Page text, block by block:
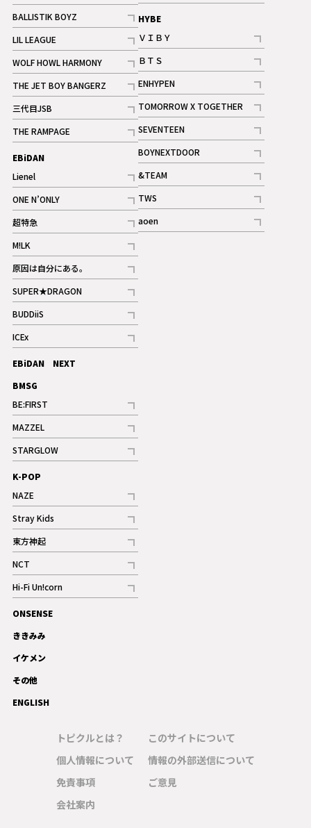
記事
BALLISTIK BOYZ
記事
LIL LEAGUE
記事
WOLF HOWL HARMONY
記事
THE JET BOY BANGERZ
記事
三代目JSB
記事
THE RAMPAGE
記事
ギャラリー
EBiDAN
Lienel
記事
ONE N’ONLY
記事
超特急
記事
M!LK
記事
原因は自分にある。
記事
SUPER★DRAGON
記事
BUDDiiS
記事
ICEx
記事
EBiDAN NEXT
BMSG
BE:FIRST
記事
ギャラリー
MAZZEL
記事
ギャラリー
STARGLOW
記事
記事
HYBE
ＶＩＢＹ
記事
ＢＴＳ
記事
ENHYPEN
記事
TOMORROW X TOGETHER
記事
ギャラリー
SEVENTEEN
記事
BOYNEXTDOOR
記事
&TEAM
記事
TWS
記事
aoen
記事
K-POP
NAZE
記事
Stray Kids
記事
東方神起
記事
NCT
記事
Hi-Fi Un!corn
記事
ギャラリー
ONSENSE
ききみみ
イケメン
その他
ENGLISH
トピクルとは？
個人情報について
免責事項
会社案内
このサイトについて
情報の外部送信について
ご意見